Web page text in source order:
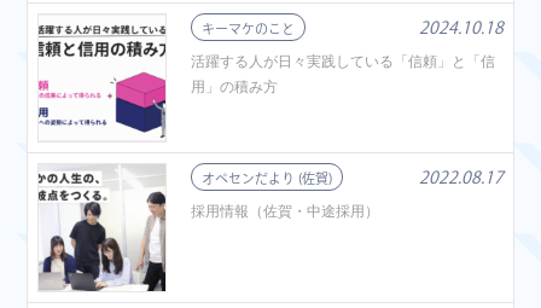
キーマケのこと
2024.10.18
活躍する人が日々実践している「信頼」と「信
用」の積み方
オペセンだより (佐賀)
2022.08.17
採用情報（佐賀・中途採用）